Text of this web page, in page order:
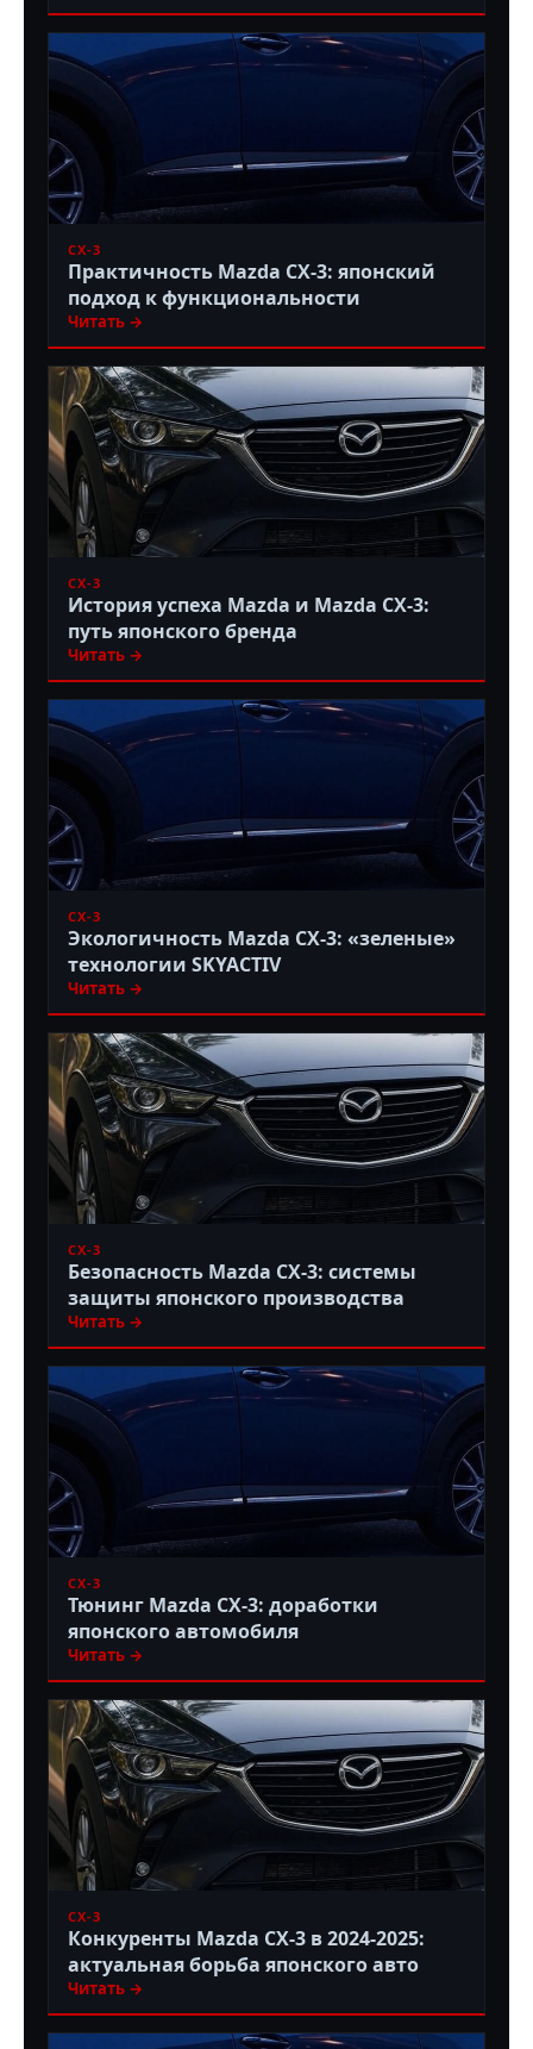
CX-3
Практичность Mazda CX-3: японский
подход к функциональности
Читать →
CX-3
История успеха Mazda и Mazda CX-3:
путь японского бренда
Читать →
CX-3
Экологичность Mazda CX-3: «зеленые»
технологии SKYACTIV
Читать →
CX-3
Безопасность Mazda CX-3: системы
защиты японского производства
Читать →
CX-3
Тюнинг Mazda CX-3: доработки
японского автомобиля
Читать →
CX-3
Конкуренты Mazda CX-3 в 2024-2025:
актуальная борьба японского авто
Читать →